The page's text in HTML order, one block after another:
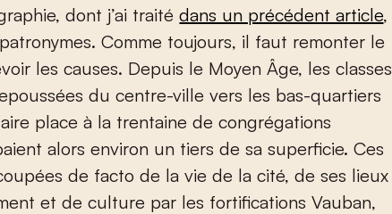
dont j’ai traitédans un précédent article,
Comme toujours, il faut remonter le
les causes. Depuis le Moyen Âge, les classes
du centre-ville vers les bas-quartiers
place à la trentaine de congrégations
alors environ un tiers de sa superficie. Ces
de facto de la vie de la cité, de ses lieux
et de culture par les fortifications Vauban,